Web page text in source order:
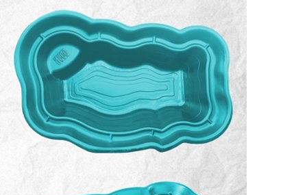
Выберите город
Обратный звонок Заказать обратный звонок
Каталог
Семена
Грунты
Горшки, рассадники, аксессуары